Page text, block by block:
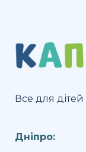
Все для
Дніпро: